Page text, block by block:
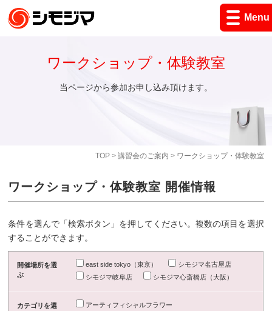
Menu
TOP> 講習会のご案内 > ワークショップ・体験教室
ワークショップ・体験教室
当ページから参加お申し込み頂けます。
ワークショップ・体験教室 開催情報
条件を選んで「検索ボタン」を押してください。複数の項目を選択
することができます。
開催場所を選
ぶ
east side tokyo（東京）
シモジマ名古屋店
シモジマ岐阜店
シモジマ心斎橋店（大阪）
カテゴリを選
アーティフィシャルフラワー